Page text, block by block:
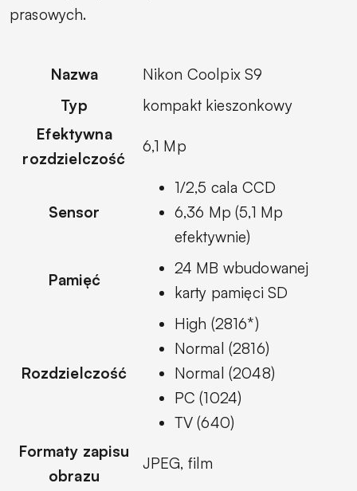
prasowych.
Nazwa
Nikon Coolpix S9
Typ
kompakt kieszonkowy
Efektywna
rozdzielczość
6,1 Mp
Sensor
1/2,5 cala CCD
6,36 Mp (5,1 Mp
efektywnie)
Pamięć
24 MB wbudowanej
karty pamięci SD
Rozdzielczość
High (2816*)
Normal (2816)
Normal (2048)
PC (1024)
TV (640)
Formaty zapisu
obrazu
JPEG, film